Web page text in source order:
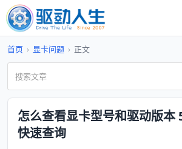
首页 › 显卡问题 › 正文
怎么查看显卡型号和驱动版本
快速查询